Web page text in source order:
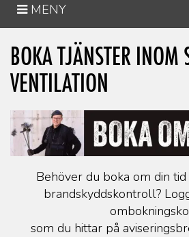
"ÖPPNA/STÄNG
MENYN"
MENY
BOKA TJÄNSTER INOM
VENTILATION
Behöver du boka om din
brandskyddskontroll?
som du hittar på